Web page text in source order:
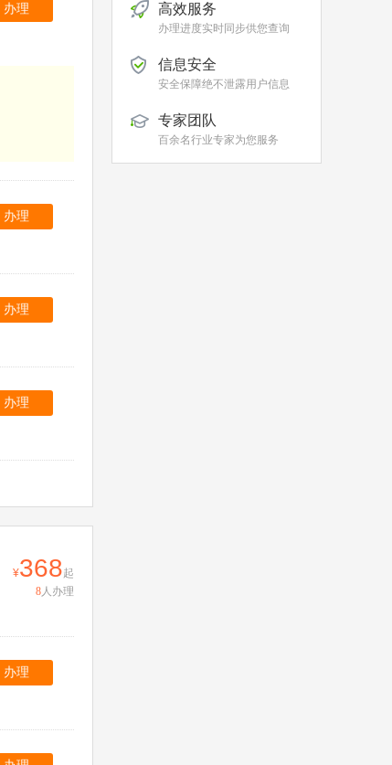
办理
办理
办理
办理
368起
8人办理
办理
高效服务
办理进度实时同步供您查询
信息安全
安全保障绝不泄露用户信息
专家团队
百余名行业专家为您服务